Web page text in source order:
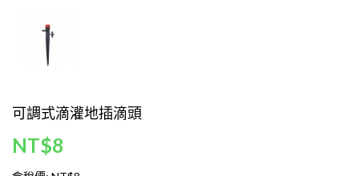
可調式滴灌地插滴頭
NT$8